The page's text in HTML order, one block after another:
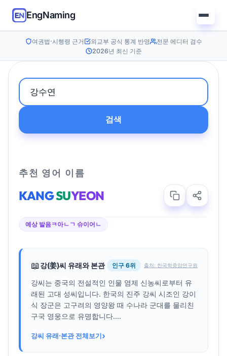
EngNaming
여권법·시행령 근거 외교부 공식 통계 반영
전문 에디터 검수
2026년 최신 기준
검색
추천 영어 이름
KANGSUYEON
예상 발음ㅋ아ㄴㄱ 슈이어ㄴ
📖강(姜)씨 유래와 본관 인구 6위 출처: 한국학중앙연구원
강씨는 중국의 전설적인 인물 염제 신농씨로부터 유
래된 고대 성씨입니다. 한국의 진주 강씨 시조인 강이
식 장군은 고구려의 영양왕 때 수나라 군대를 물리친
구국 영웅으로 유명합니다....
강씨 유래·본관 전체보기›